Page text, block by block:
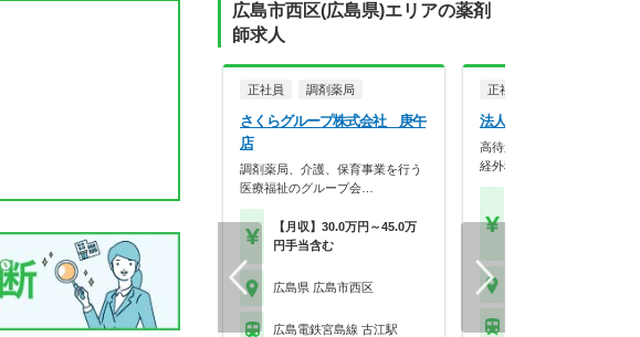
広島市西区(広島県)エリアの薬剤
師求人
正社員 調剤薬局
さくらグループ株式会社 庚午
店
調剤薬局、介護、保育事業を行う
医療福祉のグループ会…
【月収】30.0万円～45.0万
円手当含む
広島県 広島市西区
広島電鉄宮島線 古江駅
正社員
法人名非公開
高待遇！高度な医療を学べる
経外科病院です